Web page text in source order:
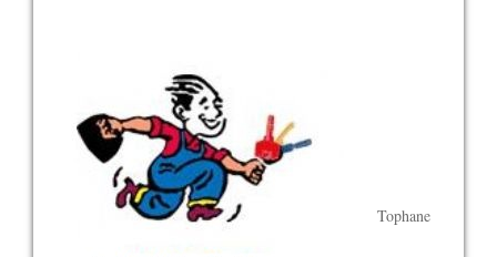
Tophane